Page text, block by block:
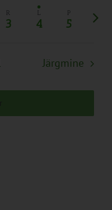
Views
Navigation
R
3
L
4 5
Järgmine